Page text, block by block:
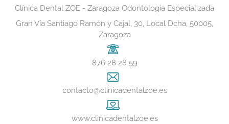
Clínica Dental ZOE - Zaragoza Odontología Especializada
Gran Vía Santiago Ramón y Cajal, 30, Local Dcha, 50005,
Zaragoza
876 28 28 59
contacto@clinicadentalzoe.es
www.clinicadentalzoe.es